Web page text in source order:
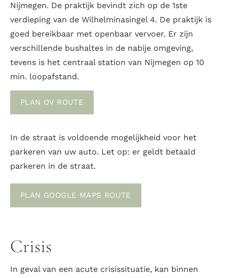
Nijmegen. De praktijk bevindt zich op de 1ste
verdieping van de Wilhelminasingel 4. De praktijk is
goed bereikbaar met openbaar vervoer. Er zijn
verschillende bushaltes in de nabije omgeving,
tevens is het centraal station van Nijmegen op 10
min. loopafstand.
PLAN OV ROUTE
In de straat is voldoende mogelijkheid voor het
parkeren van uw auto. Let op: er geldt betaald
parkeren in de straat.
PLAN GOOGLE MAPS ROUTE
Crisis
In geval van een acute crisissituatie, kan binnen